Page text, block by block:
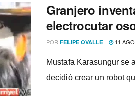
Granjero
electrocutar
POR FELIPE OVALLE 11
Mustafa Karasungur se
decidió crear un robot